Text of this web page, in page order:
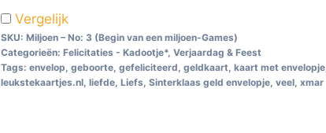
Vergelijk
SKU: Miljoen – No: 3 (Begin van een miljoen-Games)
Categorieën: Felicitaties - Kadootje*, Verjaardag & Feest
Tags: envelop geboorte, gefeliciteerd geldkaart kaart met envelopje,
leukstekaartjes.nl, liefde, Liefs Sinterklaas geld envelopje, veel, xmar